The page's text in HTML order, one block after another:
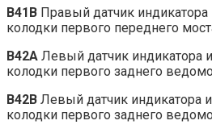
B41B Правый датчик
колодки первого переднего
B42A Левый датчик индикатора
колодки первого заднего
B42B Левый датчик индикатора
колодки первого заднего